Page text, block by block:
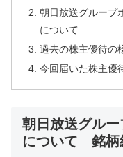
朝日放送グループ
について
過去の株主優待の
今回届いた株主優
朝日放送グル
について 銘柄